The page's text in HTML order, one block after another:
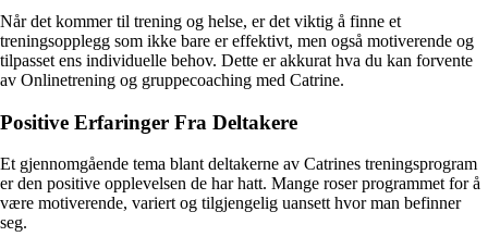
Når det kommer til trening og helse, er det viktig å finne et
treningsopplegg som ikke bare er effektivt, men også motiverende og
tilpasset ens individuelle behov. Dette er akkurat hva du kan forvente
av Onlinetrening og gruppecoaching med Catrine.
Positive Erfaringer Fra Deltakere
Et gjennomgående tema blant deltakerne av Catrines treningsprogram
er den positive opplevelsen de har hatt. Mange roser programmet for å
være motiverende, variert og tilgjengelig uansett hvor man befinner
seg.